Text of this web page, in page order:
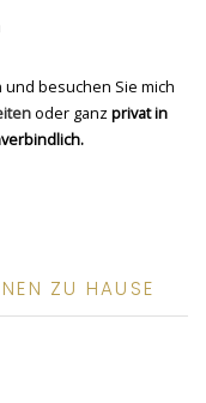
und besuchen Sie mich
oder ganz privat in
ZU HAUSE